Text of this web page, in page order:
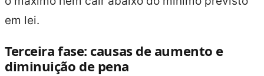
em lei.
Terceira fase: causas de aumento e
diminuição de pena